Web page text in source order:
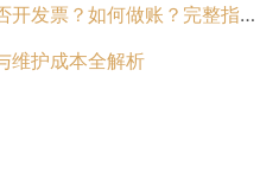
发票？如何做账？完整指南
维护成本全解析